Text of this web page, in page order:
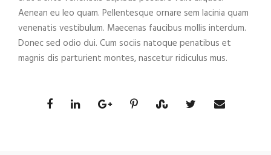
Aenean eu leo quam. Pellentesque ornare sem lacinia quam
venenatis vestibulum. Maecenas faucibus mollis interdum.
Donec sed odio dui. Cum sociis natoque penatibus et
magnis dis parturient montes, nascetur ridiculus mus.